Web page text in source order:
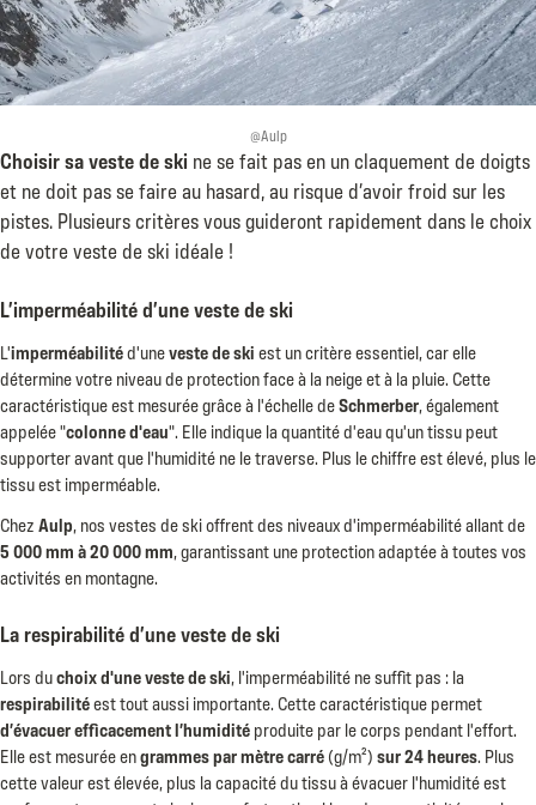
@Aulp
Choisir sa veste de ski ne se fait pas en un claquement de doigts
et ne doit pas se faire au hasard, au risque d’avoir froid sur les
pistes. Plusieurs critères vous guideront rapidement dans le choix
de votre veste de ski idéale !
L’imperméabilité d’une veste de ski
L'imperméabilitéd'uneveste de skiest un critère essentiel, car elle
détermine votre niveau de protection face à la neige et à la pluie. Cette
caractéristique est mesurée grâce à l'échelle deSchmerber , également
appelée "colonne d'eau". Elle indique la quantité d'eau qu'un tissu peut
supporter avant que l'humidité ne le traverse. Plus le chiffre est élevé, plus le
tissu est imperméable.
Chez Aulp , nos vestes de ski offrent des niveaux d'imperméabilité allant de
5 000 mm à 20 000 mm , garantissant une protection adaptée à toutes vos
activités en montagne.
La respirabilité d’une veste de ski
Lors duchoix d'une veste de ski , l'imperméabilité ne suffit pas : la
respirabilitéest tout aussi importante. Cette caractéristique permet
d’évacuer efficacement l’humiditéproduite par le corps pendant l'effort.
Elle est mesurée engrammes par mètre carré(g/m²)sur 24 heures. Plus
cette valeur est élevée, plus la capacité du tissu à évacuer l'humidité est